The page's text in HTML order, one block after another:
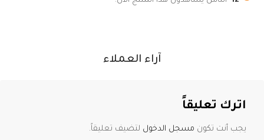
آراء العملاء
اترك تعليقاً
يجب أنت تكون مسجل الدخول لتضيف تعليقاً.